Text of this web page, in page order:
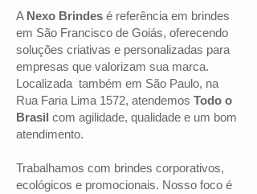
A Nexo Brindes é referência em brindes
em São Francisco de Goiás, oferecendo
soluções criativas e personalizadas para
empresas que valorizam sua marca.
Localizada também em São Paulo, na
Rua Faria Lima 1572, atendemos Todo o
Brasil com agilidade, qualidade e um bom
atendimento.
Trabalhamos com brindes corporativos,
ecológicos e promocionais. Nosso foco é